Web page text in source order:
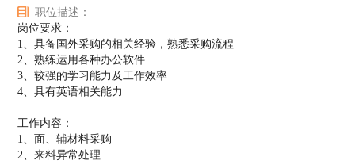
职位描述：
岗位要求：
1、具备国外采购的相关经验，熟悉采购流程
2、熟练运用各种办公软件
3、较强的学习能力及工作效率
4、具有英语相关能力
工作内容：
1、面、辅材料采购
2、来料异常处理